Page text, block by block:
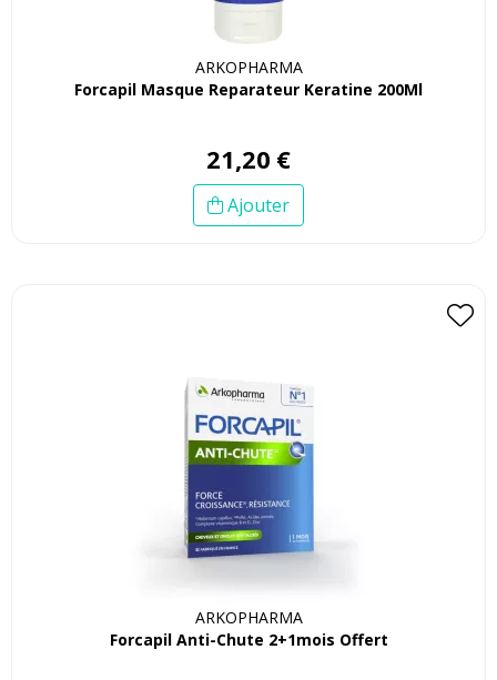
ARKOPHARMA
Forcapil Masque Reparateur Keratine 200Ml
21,20 €
Ajouter
ARKOPHARMA
Forcapil Anti-Chute 2+1mois Offert